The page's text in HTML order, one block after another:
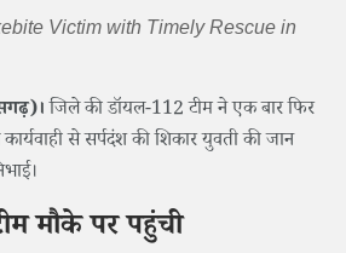
Victim with Timely Rescue in
जिले की डॉयल-112 टीम ने एक बार फिर
से सर्पदंश की शिकार युवती की जान
मौके पर पहुंची